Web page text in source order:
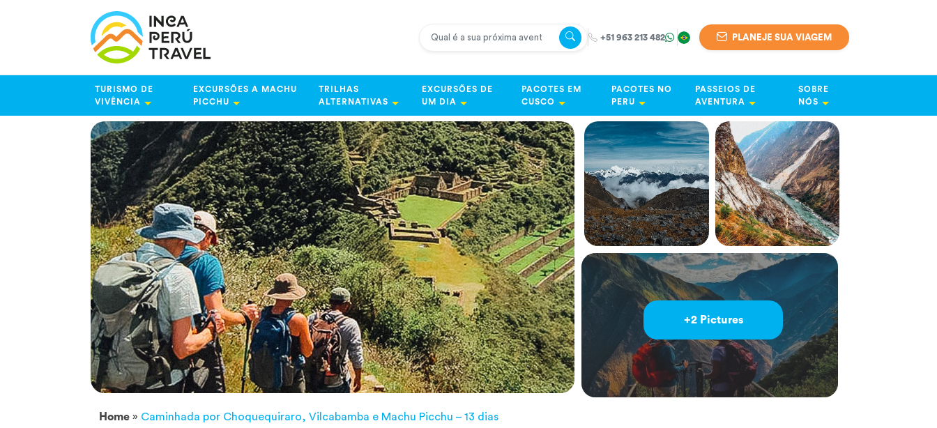
+51 963 213 482 PLANEJE SUA VIAGEM
TURISMO DE
VIVÊNCIA
EXCURSÕES A MACHU
PICCHU
TRILHAS
ALTERNATIVAS
EXCURSÕES DE
UM DIA
PACOTES EM
CUSCO
PACOTES NO
PERU
PASSEIOS DE
AVENTURA
SOBRE
NÓS
+2 Pictures
Home » Caminhada por Choquequiraro, Vilcabamba e Machu Picchu – 13 dias